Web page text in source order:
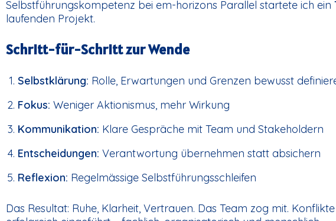
Selbstführungskompetenz bei em-horizons Parallel startete ich ein
laufenden Projekt.
Schritt-für-Schritt zur Wende
Selbstklärung: Rolle, Erwartungen und Grenzen bewusst
Fokus: Weniger Aktionismus, mehr Wirkung
Kommunikation: Klare Gespräche mit Team und Stakeholdern
Entscheidungen: Verantwortung übernehmen statt absichern
Reflexion: Regelmässige Selbstführungsschleifen
Das Resultat: Ruhe, Klarheit, Vertrauen. Das Team zog mit.